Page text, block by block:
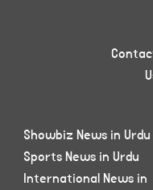
Showbiz News in Urdu
Sports News in Urdu
International News in